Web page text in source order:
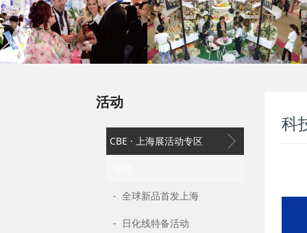
活动
CBE · 上海展活动专区
- 全球新品首发上海
- 日化线特备活动
科